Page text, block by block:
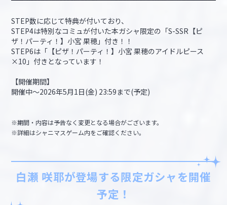
STEP数に応じて特典が付いており、
STEP4は特別なコミュが付いた本ガシャ限定の「S-SSR【ピ
ザ！パーティ！】小宮 果穂」付き！！
STEP6は「【ピザ！パーティ！】小宮 果穂のアイドルピース
×10」付きとなっています！
【開催期間】
開催中～2026年5月1日(金) 23:59まで(予定)
※期間・内容は予告なく変更となる場合がございます。
※詳細はシャニマスゲーム内をご確認ください。
白瀬 咲耶が登場する限定ガシャを開催
予定！